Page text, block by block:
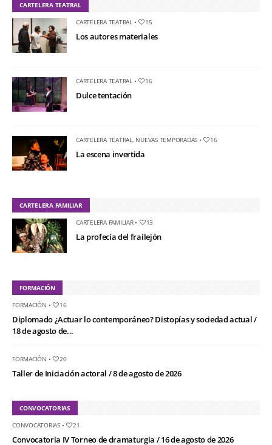
CARTELERA TEATRAL
CARTELERA TEATRAL• 15
Los autores materiales
CARTELERA TEATRAL• 16
Dulce tentación
CARTELERA TEATRAL, NUEVAS TEMPORADAS • 16
La escena invertida
CARTELERA FAMILIAR
CARTELERA FAMILIAR• 13
La profecía del frailejón
FORMACIÓN
FORMACIÓN • 16
Diplomado ¿Actuar lo contemporáneo? Distopías y sociedad actual /
18 de agosto de...
FORMACIÓN • 20
Taller de Iniciación actoral / 8 de agosto de 2026
CONVOCATORIAS
CONVOCATORIAS• 21
Convocatoria IV Torneo de dramaturgia / 16 de agosto de 2026